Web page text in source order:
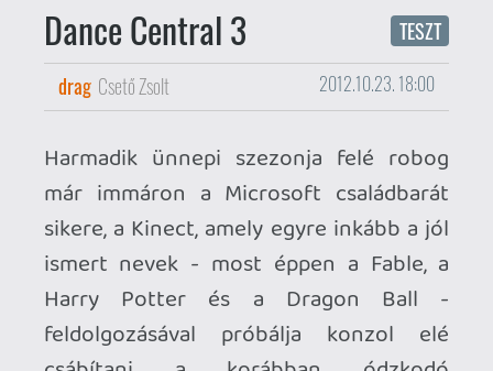
feldolgozásával próbálja konzol elé
csábítani a korábban ódzkodó
tömegeket. Egy állandó tagja azonban
megmaradt a kamera-kiegészítő
harmadszorra is felhív bennünket a
virtuális parkettre. Ő pedig bizonyosan
olyan, akinek nem illik nemet mondani.
A Harmonix csapata már évek óta
bizonyítja, hogy a zenés műfaj minden
egyes szegletében képes
csúcsminőséget kínálni - nincs ez
másképp idén sem, a Dance Central